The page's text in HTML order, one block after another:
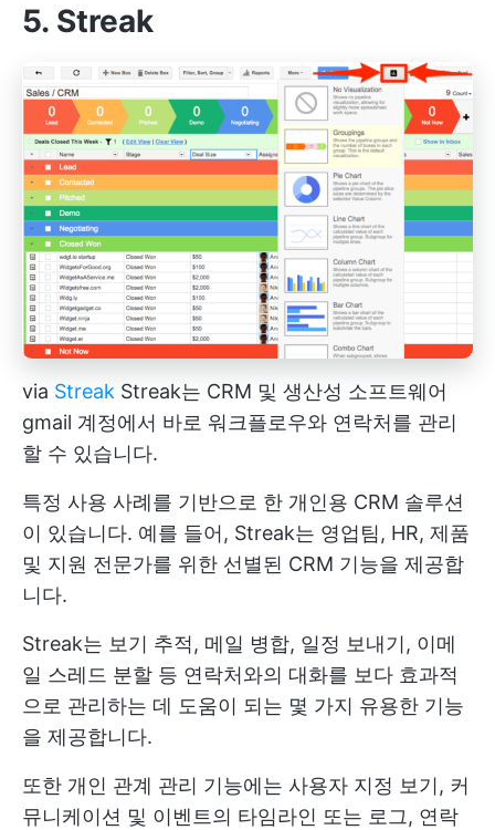
5. Streak
via Streak Streak는 CRM 및 생산성 소프트웨어
gmail 계정에서 바로 워크플로우와 연락처를 관리
할 수 있습니다.
특정 사용 사례를 기반으로 한 개인용 CRM 솔루션
이 있습니다. 예를 들어, Streak는 영업팀, HR, 제품
및 지원 전문가를 위한 선별된 CRM 기능을 제공합
니다.
Streak는 보기 추적, 메일 병합, 일정 보내기, 이메
일 스레드 분할 등 연락처와의 대화를 보다 효과적
으로 관리하는 데 도움이 되는 몇 가지 유용한 기능
을 제공합니다.
또한 개인 관계 관리 기능에는 사용자 지정 보기, 커
뮤니케이션 및 이벤트의 타임라인 또는 로그, 연락